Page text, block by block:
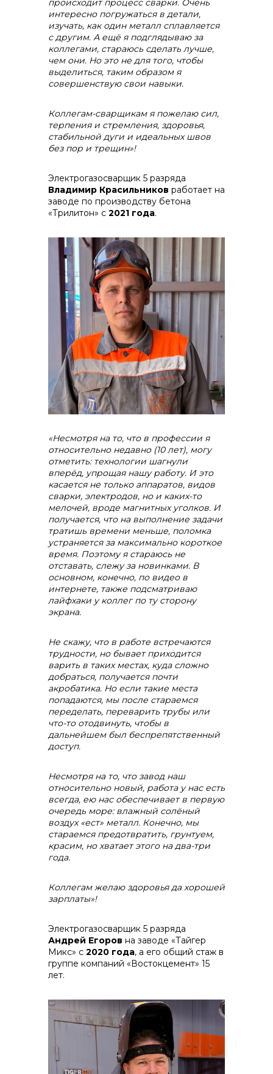
происходит процесс сварки. Очень
интересно погружаться в детали,
изучать, как один металл сплавляется
с другим. А ещё я подглядываю за
коллегами, стараюсь сделать лучше,
чем они. Но это не для того, чтобы
выделиться, таким образом я
совершенствую свои навыки.
Коллегам-сварщикам я пожелаю сил,
терпения и стремления, здоровья,
стабильной дуги и идеальных швов
без пор и трещин»!
Электрогазосварщик 5 разряда
Владимир Красильников работает на
заводе по производству бетона
«Трилитон» с 2021 года.
«Несмотря на то, что в профессии я
относительно недавно (10 лет), могу
отметить: технологии шагнули
вперёд, упрощая нашу работу. И это
касается не только аппаратов, видов
сварки, электродов, но и каких-то
мелочей, вроде магнитных уголков. И
получается, что на выполнение задачи
тратишь времени меньше, поломка
устраняется за максимально короткое
время. Поэтому я стараюсь не
отставать, слежу за новинками. В
основном, конечно, по видео в
интернете, также подсматриваю
лайфхаки у коллег по ту сторону
экрана.
Не скажу, что в работе встречаются
трудности, но бывает приходится
варить в таких местах, куда сложно
добраться, получается почти
акробатика. Но если такие места
попадаются, мы после стараемся
переделать, переварить трубы или
что-то отодвинуть, чтобы в
дальнейшем был беспрепятственный
доступ.
Несмотря на то, что завод наш
относительно новый, работа у нас есть
всегда, ею нас обеспечивает в первую
очередь море: влажный солёный
воздух «ест» металл. Конечно, мы
стараемся предотвратить, грунтуем,
красим, но хватает этого на два-три
года.
Коллегам желаю здоровья да хорошей
зарплаты»!
Электрогазосварщик 5 разряда
Андрей Егоров на заводе «Тайгер
Микс» с 2020 года, а его общий стаж в
группе компаний «Востокцемент» 15
лет.